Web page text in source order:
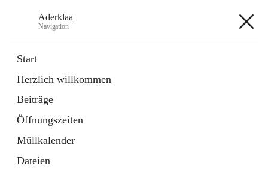
Aderklaa
Navigation
Start
Herzlich willkommen
Beiträge
Öffnungszeiten
Müllkalender
Dateien
6 Schnellzugriffe
Gemeinde
3 Schnellzugriffe